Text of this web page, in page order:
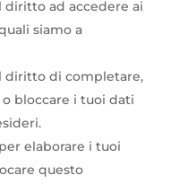
diritto ad accedere ai
siamo a
diritto di completare,
bloccare i tuoi dati
elaborare i tuoi
questo